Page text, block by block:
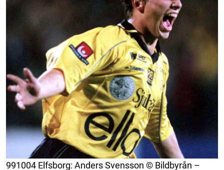
991004 Elfsborg: Anders Svensson © Bildbyrån –